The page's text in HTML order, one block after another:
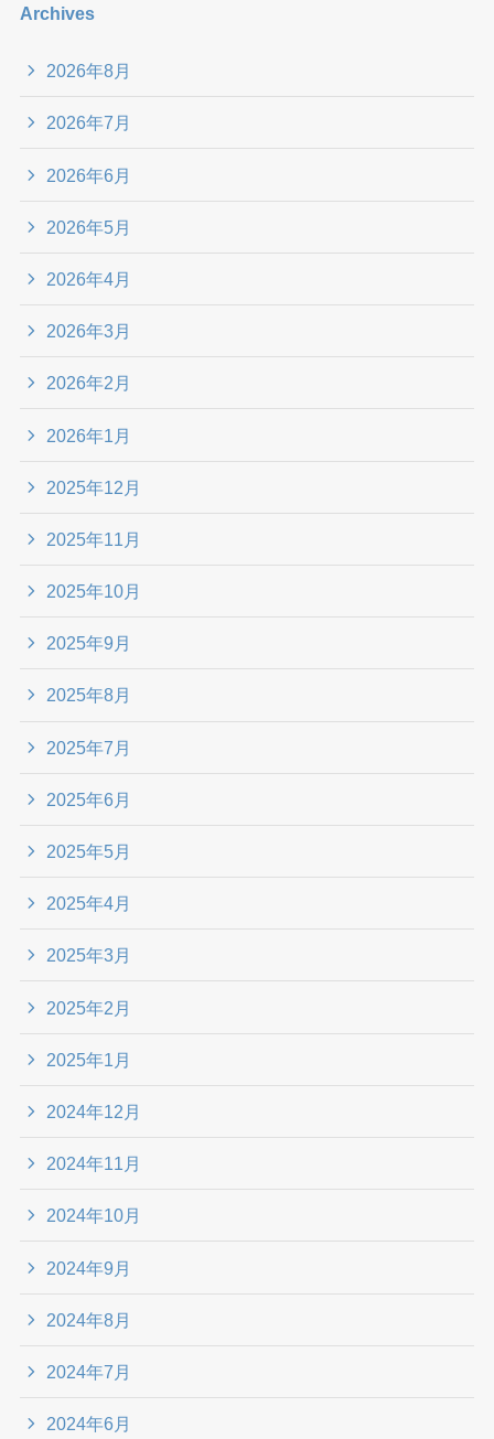
Archives
2026年8月
2026年7月
2026年6月
2026年5月
2026年4月
2026年3月
2026年2月
2026年1月
2025年12月
2025年11月
2025年10月
2025年9月
2025年8月
2025年7月
2025年6月
2025年5月
2025年4月
2025年3月
2025年2月
2025年1月
2024年12月
2024年11月
2024年10月
2024年9月
2024年8月
2024年7月
2024年6月